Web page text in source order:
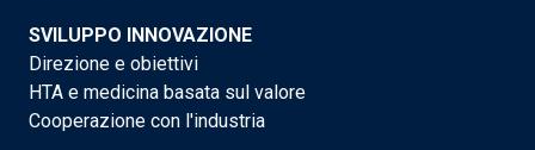
SVILUPPO INNOVAZIONE
Direzione e obiettivi
HTA e medicina basata sul valore
Cooperazione con l'industria